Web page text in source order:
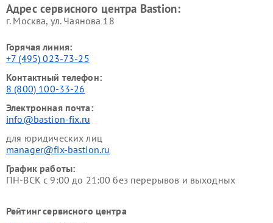
Адрес сервисного центра Bastion:
г. Москва, ул. Чаянова 18
Горячая линия:
+7 (495) 023-73-25
Контактный телефон:
8 (800) 100-33-26
Электронная почта:
info@bastion-fix.ru
для юридических лиц
manager@fix-bastion.ru
График работы:
ПН-ВСК с 9:00 до 21:00 без перерывов и выходных
Рейтинг сервисного центра